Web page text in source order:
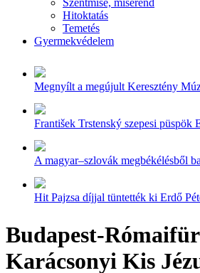
Szentmise, miserend
Hitoktatás
Temetés
Gyermekvédelem
Megnyílt a megújult Keresztény
František Trstenský szepesi püspök
A magyar–szlovák megbékélésből
Hit Pajzsa díjjal tüntették ki Erdő
Budapest-
Karácsonyi Kis